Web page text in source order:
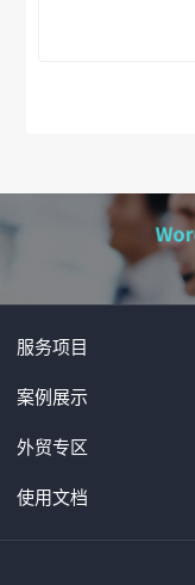
服务项目
案例展示
外贸专区
使用文档